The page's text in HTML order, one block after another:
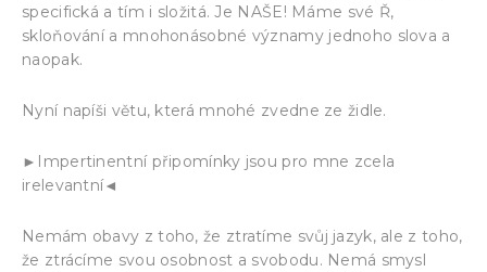
specifická a tím i složitá. Je NAŠE! Máme své Ř,
skloňování a mnohonásobné významy jednoho slova a
naopak.
Nyní napíši větu, která mnohé zvedne ze židle.
►Impertinentní připomínky jsou pro mne zcela
irelevantní◄
Nemám obavy z toho, že ztratíme svůj jazyk, ale z toho,
že ztrácíme svou osobnost a svobodu. Nemá smysl